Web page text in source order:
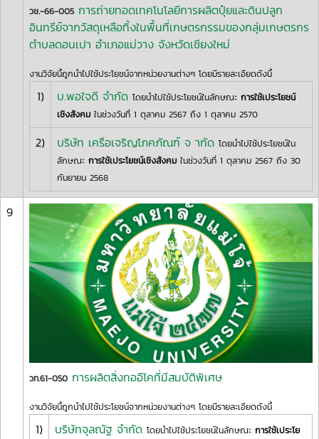
วช.-66-005 การถ่ายทอดเทคโนโลยีการผลิตปุ๋ยและดินปลูก
อินทรีย์จากวัสดุเหลือทิ้งในพื้นที่เกษตรกรรมของกลุ่มเกษตรกร
ตำบลดอนเปา อำเภอแม่วาง จังหวัดเชียงใหม่
งานวิจัยนี้ถูกนำไปใช้ประโยชน์จากหน่วยงานต่างๆ โดยมีรายละเอียดดังนี้
1) บ.พอใจดี จำกัด โดยนำไปใช้ประโยชน์ในลักษณะ การใช้เประโยชน์
เชิงสังคม ในช่วงวันที่ 1 ตุลาคม 2567 ถึง 1 ตุลาคม 2570
2) บริษัท เครือเจริญโภคภัณฑ์ จ ากัด โดยนำไปใช้ประโยชน์ใน
ลักษณะ การใช้เประโยชน์เชิงสังคม ในช่วงวันที่ 1 ตุลาคม 2567 ถึง 30
กันยายน 2568
9
วท.61-050 การผลิตสิ่งทออีโคที่มีสมบัติพิเศษ
งานวิจัยนี้ถูกนำไปใช้ประโยชน์จากหน่วยงานต่างๆ โดยมีรายละเอียดดังนี้
1) บริษัทจุลณัฐ จำกัด โดยนำไปใช้ประโยชน์ในลักษณะ การใช้เประโย